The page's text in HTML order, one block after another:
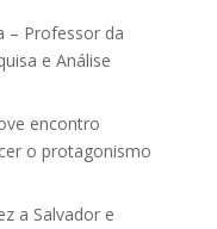
– Professor da
e Análise
encontro
o protagonismo
a Salvador e